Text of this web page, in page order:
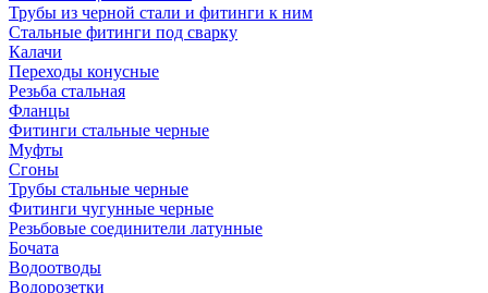
Трубы из черной стали и фитинги к ним
Стальные фитинги под сварку
Калачи
Переходы конусные
Резьба стальная
Фланцы
Фитинги стальные черные
Муфты
Сгоны
Трубы стальные черные
Фитинги чугунные черные
Резьбовые соединители латунные
Бочата
Водоотводы
Водорозетки